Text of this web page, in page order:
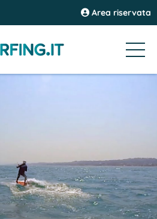
Area riservata